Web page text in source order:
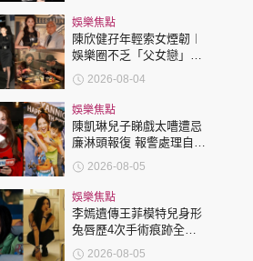
The Standard 親子王
娛樂焦點
陳欣健孖年輕索女煙韌︱
娛樂圈不乏「父女戀」
「爺孫戀」 年齡差距最大
達51歲 最受矚目有李龍
基謝賢
2026-08-04
娛樂焦點
陳凱琳兒子睇戲太嘈遭忌
廉淋頭報復 報警處理自責
護子不力 歐錦棠陳倩揚齊
表態「媽媽有責任」
2026-08-05
娛樂焦點
李嫣遺傳王菲模特兒身形
兔唇歷4次手術痕跡全消
變身美少女顏值升級
2026-08-05